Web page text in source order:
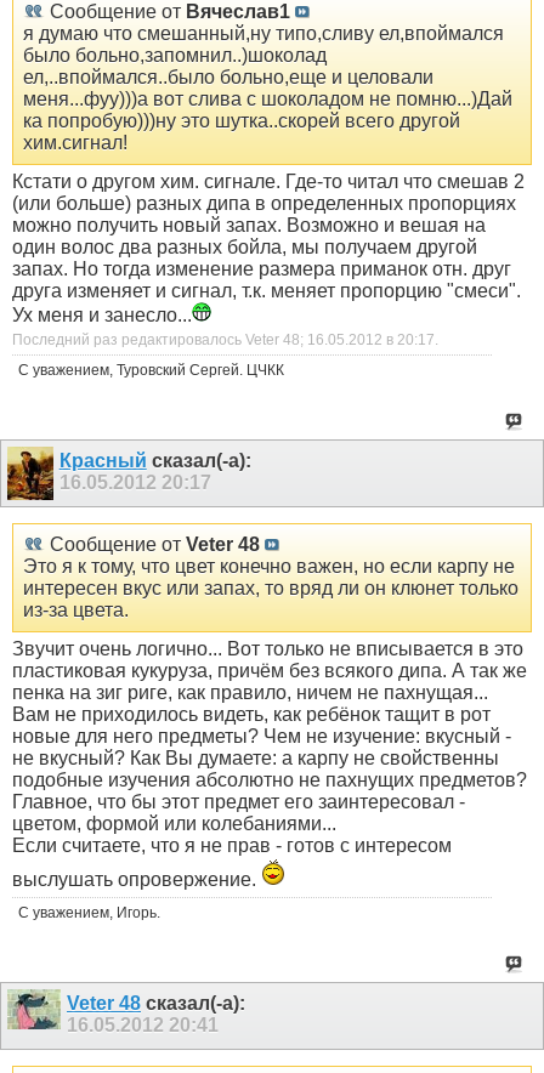
Сообщение от Вячеслав1
я думаю что смешанный,ну типо,сливу ел,впоймался
было больно,запомнил..)шоколад
ел,..впоймался..было больно,еще и целовали
меня...фуу)))а вот слива с шоколадом не помню...)Дай
ка попробую)))ну это шутка..скорей всего другой
хим.сигнал!
Кстати о другом хим. сигнале. Где-то читал что смешав 2
(или больше) разных дипа в определенных пропорциях
можно получить новый запах. Возможно и вешая на
один волос два разных бойла, мы получаем другой
запах. Но тогда изменение размера приманок отн. друг
друга изменяет и сигнал, т.к. меняет пропорцию "смеси".
Ух меня и занесло...
Последний раз редактировалось Veter 48; 16.05.2012 в 20:17
С уважением, Туровский Сергей. ЦЧКК
Красный сказал(-а):
16.05.2012 20:17
Сообщение от Veter 48
Это я к тому, что цвет конечно важен, но если карпу не
интересен вкус или запах, то вряд ли он клюнет только
из-за цвета.
Звучит очень логично... Вот только не вписывается в это
пластиковая кукуруза, причём без всякого дипа. А так же
пенка на зиг риге, как правило, ничем не пахнущая...
Вам не приходилось видеть, как ребёнок тащит в рот
новые для него предметы? Чем не изучение: вкусный -
не вкусный? Как Вы думаете: а карпу не свойственны
подобные изучения абсолютно не пахнущих предметов?
Главное, что бы этот предмет его заинтересовал -
цветом, формой или колебаниями...
Если считаете, что я не прав - готов с интересом
выслушать опровержение.
С уважением, Игорь.
Veter 48 сказал(-а):
16.05.2012 20:41